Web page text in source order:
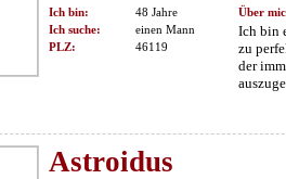
Ich bin:
48 Jahre
Ich suche:
einen Mann
PLZ:
46119
Über
Ich bin
zu
der
Astroidus